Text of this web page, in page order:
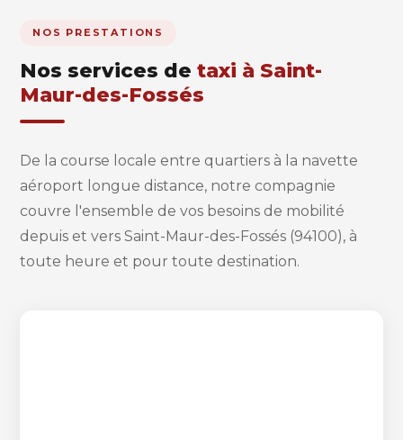
NOS PRESTATIONS
Nos services de taxi à Saint-
Maur-des-Fossés
De la course locale entre quartiers à la navette
aéroport longue distance, notre compagnie
couvre l'ensemble de vos besoins de mobilité
depuis et vers Saint-Maur-des-Fossés (94100), à
toute heure et pour toute destination.